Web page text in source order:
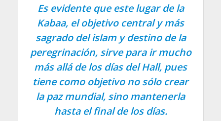
Es evidente que este lugar de la
Kabaa, el objetivo central y más
sagrado del islam y destino de la
peregrinación, sirve para ir mucho
más allá de los días del Hall, pues
tiene como objetivo no sólo crear
la paz mundial, sino mantenerla
hasta el final de los días.